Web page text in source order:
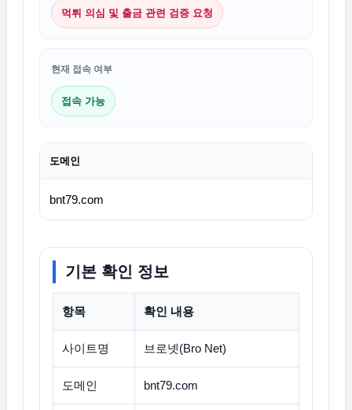
먹튀 의심 및 출금 관련 검증 요청
현재 접속 여부
접속 가능
도메인
bnt79.com
기본 확인 정보
항목 확인 내용
사이트명 브로넷(Bro Net)
도메인 bnt79.com